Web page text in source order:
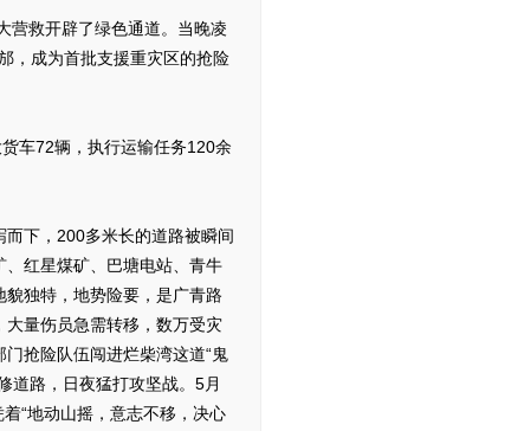
救开辟了绿色通道。当晚凌
，成为首批支援重灾区的抢险
车72辆，执行运输任务120余
下，200多米长的道路被瞬间
红星煤矿、巴塘电站、青牛
独特，地势险要，是广青路
大量伤员急需转移，数万受灾
抢险队伍闯进烂柴湾这道“鬼
道路，日夜猛打攻坚战。5月
“地动山摇，意志不移，决心